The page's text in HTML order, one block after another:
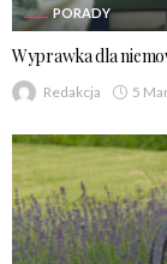
PORADY
Wyprawka dla
Redakcja 5